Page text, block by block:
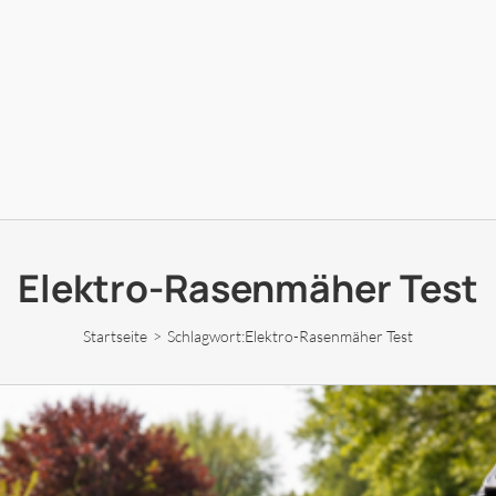
Elektro-Rasenmäher Test
Startseite Schlagwort:Elektro-Rasenmäher Test